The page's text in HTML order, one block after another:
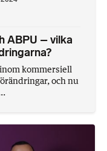
ABPU – vilka
kommersiell
och nu